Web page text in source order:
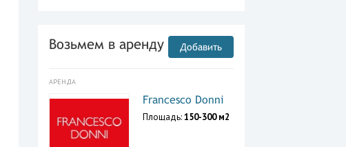
Возьмем в аренду Добавить
АРЕНДА
Francesco Donni
Площадь:150-300 м2